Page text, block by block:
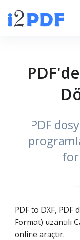
PDF
PDF to DXF, PDF
Format) uzantılı
online araçtır.